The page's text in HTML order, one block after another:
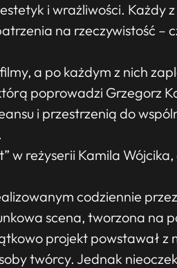
i wrażliwości. Każdy
na rzeczywistość –
a po każdym z nich
poprowadzi Grzegorz
i przestrzenią do
w reżyserii Kamila
codziennie
scena, tworzona na
projekt powstawał z
twórcy. Jednak